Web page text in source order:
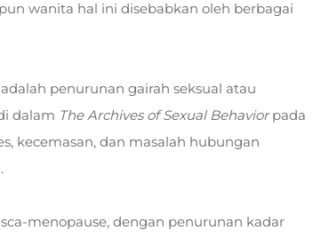
wanita hal ini disebabkan oleh berbagai
penurunan gairah seksual atau
dalam The Archives of Sexual Behaviorpada
kecemasan, dan masalah hubungan
menopause, dengan penurunan kadar